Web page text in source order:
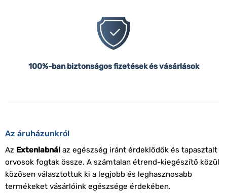
100%-ban biztonságos fizetések és vásárlások
Az áruházunkról
Az Extenlabnálaz egészség iránt érdeklődők és tapasztalt
orvosok fogtak össze. A számtalan étrend-kiegészítő közül
közösen választottuk ki a legjobb és leghasznosabb
termékeket vásárlóink egészsége érdekében.